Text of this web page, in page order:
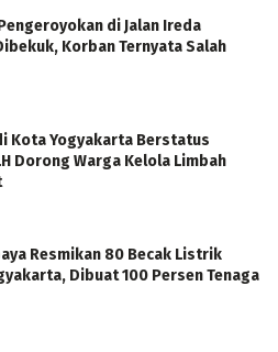
di Jalan Ireda
Korban Ternyata Salah
Kota Yogyakarta Berstatus
Dorong Warga Kelola Limbah
Resmikan 80 Becak Listrik
Dibuat 100 Persen Tenaga